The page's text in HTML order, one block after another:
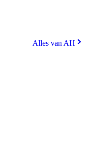
Alles van AH